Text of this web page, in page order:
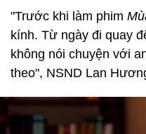
"Trước khi làm phim
kính. Từ ngày đi quay
không nói chuyện với
theo", NSND Lan